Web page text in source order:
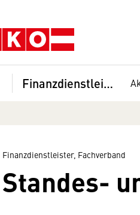
Finanzdienstleister, Fachverband
Finanzdienstleister, Fachverband
Standes-